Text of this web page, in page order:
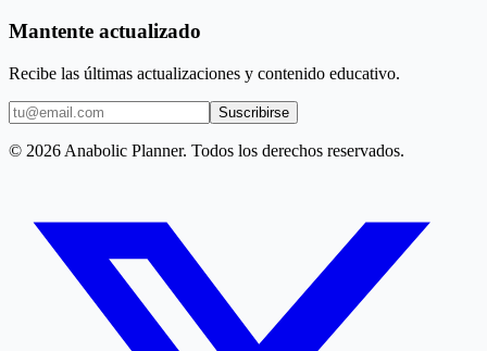
Mantente actualizado
Recibe las últimas actualizaciones y contenido educativo.
Suscribirse
© 2026 Anabolic Planner. Todos los derechos reservados.